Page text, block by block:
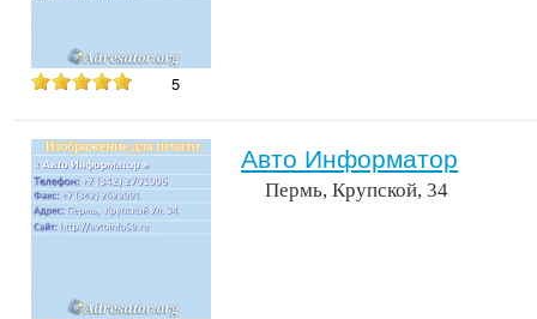
5
Авто Информатор
Пермь, Крупской, 34